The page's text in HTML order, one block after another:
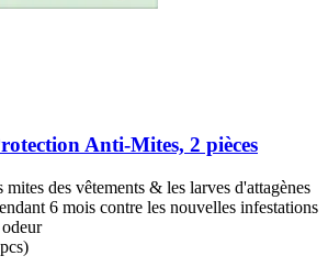
Anti-​Mites, 2 pièces
mites des vêtements & les larves d'attagènes
6 mois contre les nouvelles infestations